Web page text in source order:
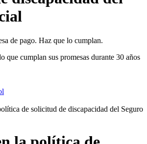
de pago. Haz que lo cumplan.
que cumplan sus promesas durante 30 años
de solicitud de discapacidad del Seguro